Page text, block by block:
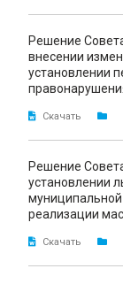
Решение
внесении
установлении
Скачать
Решение
установлении
муниципальной
реализации
Скачать